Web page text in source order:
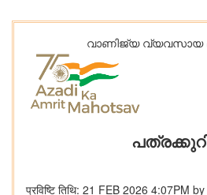
വാണിജ്യ വ്യവസായ
प्रविष्टि तिथि: 21 FEB 2026 4:07PM